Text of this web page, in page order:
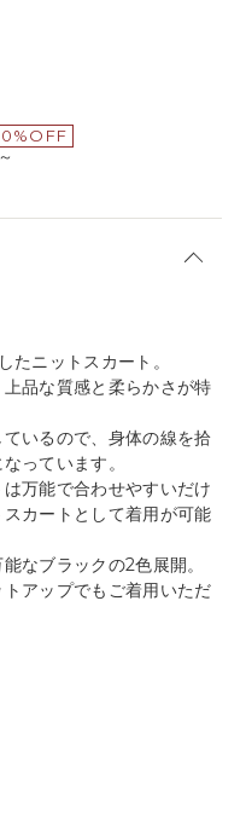
たニットスカート。
品な質感と柔らかさが特
いるので、身体の線を拾
っています。
万能で合わせやすいだけ
カートとして着用が可能
なブラックの2色展開。
アップでもご着用いただ